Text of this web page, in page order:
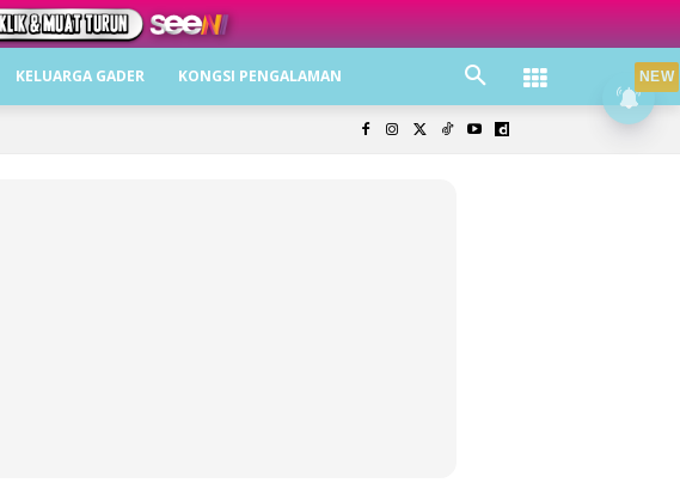
KELUARGA GADER KONGSI PENGALAMAN NEW